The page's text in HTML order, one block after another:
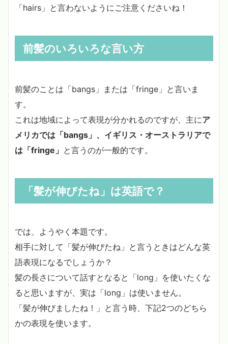
「hairs」と言わないようにご注意くださいね！
前髪のいろいろな言い方
前髪のことは「bangs」または「fringe」と言いま
す。
これは地域によって表現が分かれるのですが、主にア
メリカでは「bangs」、イギリス・オーストラリアで
は「fringe」 と言うのが一般的です。
「髪が伸びたね」は英語で？
では、ようやく本題です。
相手に対して「髪が伸びたね」と言うときはどんな英
語表現になるでしょうか？
髪の長さについて話すとなると「long」を使いたくな
ると思いますが、実は「long」は使いません。
「髪が伸びましたね！」と言う時、下記2つのどちら
かの表現を使います。